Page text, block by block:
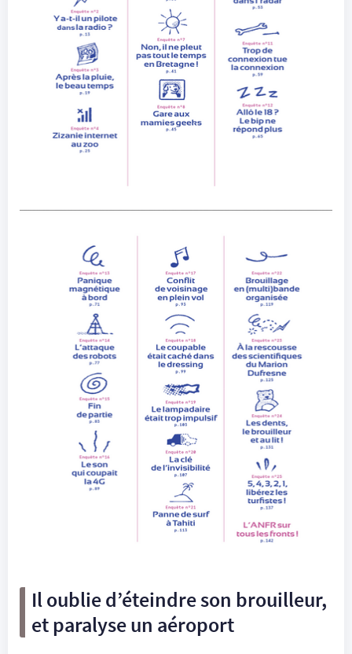
Il oublie d’éteindre son brouilleur,
et paralyse un aéroport